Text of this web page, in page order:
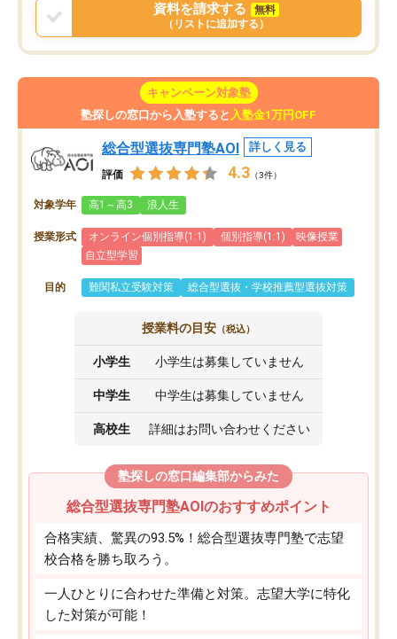
資料を請求する
無料
（リストに追加する）
キャンペーン対象塾
塾探しの窓口から入塾すると 入塾金1万円OFF
総合型選抜専門塾AOI 詳しく見る
評価 4.3 （3件）
対象学年 高1～高3 浪人生
授業形式 オンライン個別指導(1:1) 個別指導(1:1)
映像授業
自立型学習
目的 難関私立受験対策 総合型選抜・学校推薦型選抜対策
授業料の目安 （税込）
小学生 小学生は募集していません
中学生 中学生は募集していません
高校生 詳細はお問い合わせください
塾探しの窓口編集部からみた
総合型選抜専門塾AOIのおすすめポイント
合格実績、驚異の93.5%！総合型選抜専門塾で志望
校合格を勝ち取ろう。
一人ひとりに合わせた準備と対策。志望大学に特化
した対策が可能！